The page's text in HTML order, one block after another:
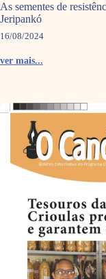
As sementes de
Jeripankó
16/08/2024
ver mais...